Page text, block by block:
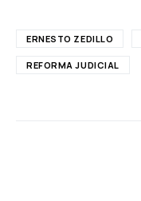
ERNESTO ZEDILLO
REFORMA JUDICIAL